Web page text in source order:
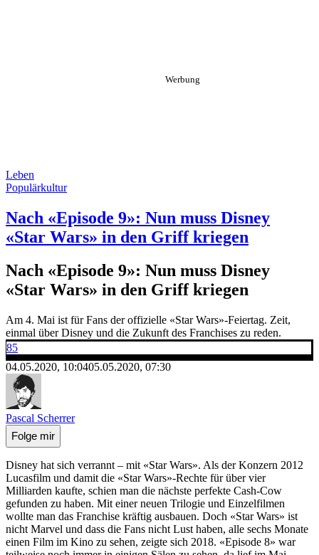
Leben
Populärkultur
Nach «Episode 9»: Nun muss Disney
«Star Wars» in den Griff kriegen
Nach «Episode 9»: Nun muss Disney
«Star Wars» in den Griff kriegen
Am 4. Mai ist für Fans der offizielle «Star Wars»-Feiertag. Zeit,
einmal über Disney und die Zukunft des Franchises zu reden.
85
04.05.2020, 10:0405.05.2020, 07:30
Pascal Scherrer
Folge mir
Disney hat sich verrannt – mit «Star Wars». Als der Konzern 2012
Lucasfilm und damit die «Star Wars»-Rechte für über vier
Milliarden kaufte, schien man die nächste perfekte Cash-Cow
gefunden zu haben. Mit einer neuen Trilogie und Einzelfilmen
wollte man das Franchise kräftig ausbauen. Doch «Star Wars» ist
nicht Marvel und dass die Fans nicht Lust haben, alle sechs Monate
einen Film im Kino zu sehen, zeigte sich 2018. «Episode 8» war